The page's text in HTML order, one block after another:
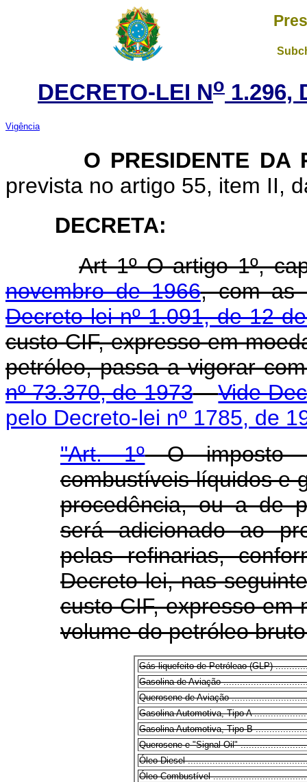
DECRETO-LEI No 1.296,
Vigência
O PRESIDENTE DA
prevista no artigo 55, item II,
DECRETA:
Art 1º O artigo 1º,
novembro de 1966, com as
Decreto-lei nº 1.091, de 12
custo CIF, expresso em
petróleo, passa a vigorar
nº 73.370, de 1973
Vide
pelo Decreto-lei nº 1785, de
"Art. 1ºO imposto
combustíveis líquidos e
procedência, ou a de
será adicionado ao
pelas refinarias,
Decreto-lei, nas
custo CIF, expresso em
volume do petróleo
Gás liquefeito de Petróleao (GLP)
Gasolina de Aviação
Querosene de Aviação
Gasolina Automotiva, Tipo A
Gasolina Automotiva, Tipo B
Querosene e "Signal Oil"
Óleo Diesel
Óleo Combustível